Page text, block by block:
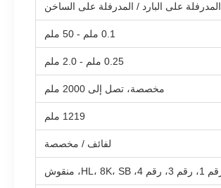
المدرفلة على البارد / المدرفلة على الساخن
0.1 ملم - 50 ملم
0.25 ملم - 2.0 ملم
مخصصة، تصل إلى 2000 ملم
1219 ملم
لفائف / مخصصة